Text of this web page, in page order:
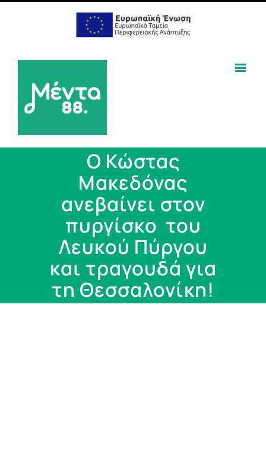
Ο Κώστας
Μακεδόνας
ανεβαίνει στον
πυργίσκο του
Λευκού Πύργου
και τραγουδά για
τη Θεσσαλονίκη!